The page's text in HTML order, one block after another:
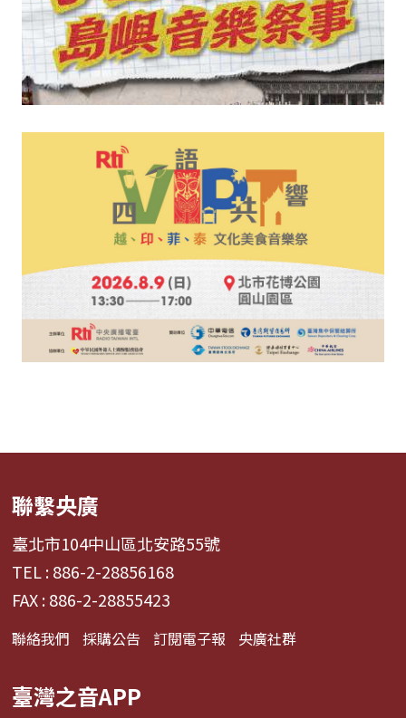
聯繫央廣
臺北市104中山區北安路55號
TEL : 886-2-28856168
FAX : 886-2-28855423
聯絡我們 採購公告 訂閱電子報 央廣社群
臺灣之音APP